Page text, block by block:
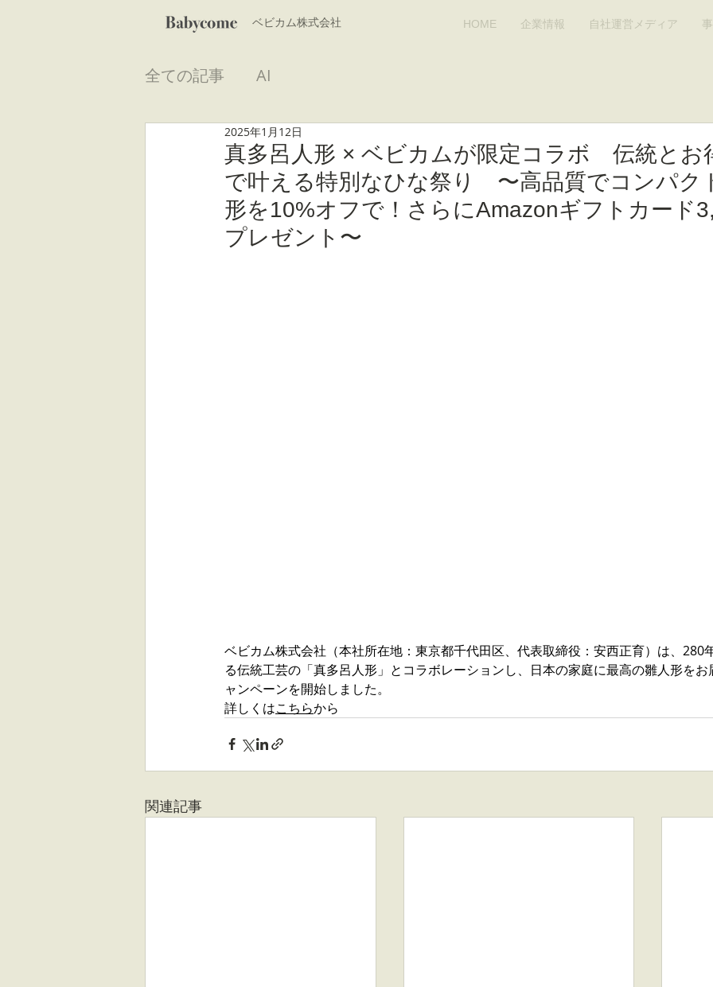
​ベビカム株式会社 HOME 企業情報 自社運営メディア
全ての記事 AI
真多呂人形 × ベビカムが限定コラボ 伝統とお
で叶える特別なひな祭り 〜高品質でコンパク
形を10%オフで！さらにAmazonギフトカード
プレゼント〜
2025年1月12日
ベビカム株式会社（本社所在地：東京都千代田区、代表取締役：安西正育）は、280
る伝統工芸の「真多呂人形」とコラボレーションし、日本の家庭に最高の雛人形をお
ャンペーンを開始しました。
詳しくはこちらから
関連記事